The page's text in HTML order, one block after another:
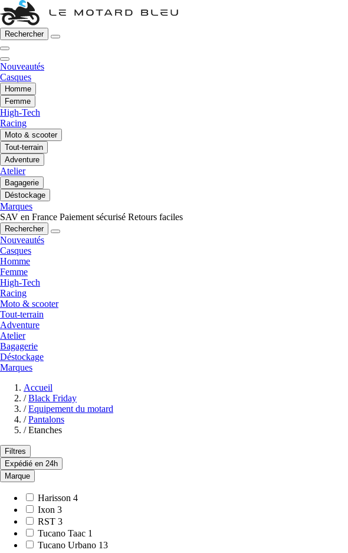
Rechercher
Nouveautés
Casques
Homme
Femme
High-Tech
Racing
Moto & scooter
Tout-terrain
Adventure
Atelier
Bagagerie
Déstockage
Marques
SAV en France Paiement sécurisé Retours faciles
Rechercher
Nouveautés
Casques
Homme
Femme
High-Tech
Racing
Moto & scooter
Tout-terrain
Adventure
Atelier
Bagagerie
Déstockage
Marques
Accueil
/ Black Friday
/ Equipement du motard
/ Pantalons
/ Etanches
Filtres
Expédié en 24h
Marque
Harisson 4
Ixon 3
RST 3
Tucano Taac 1
Tucano Urbano 13